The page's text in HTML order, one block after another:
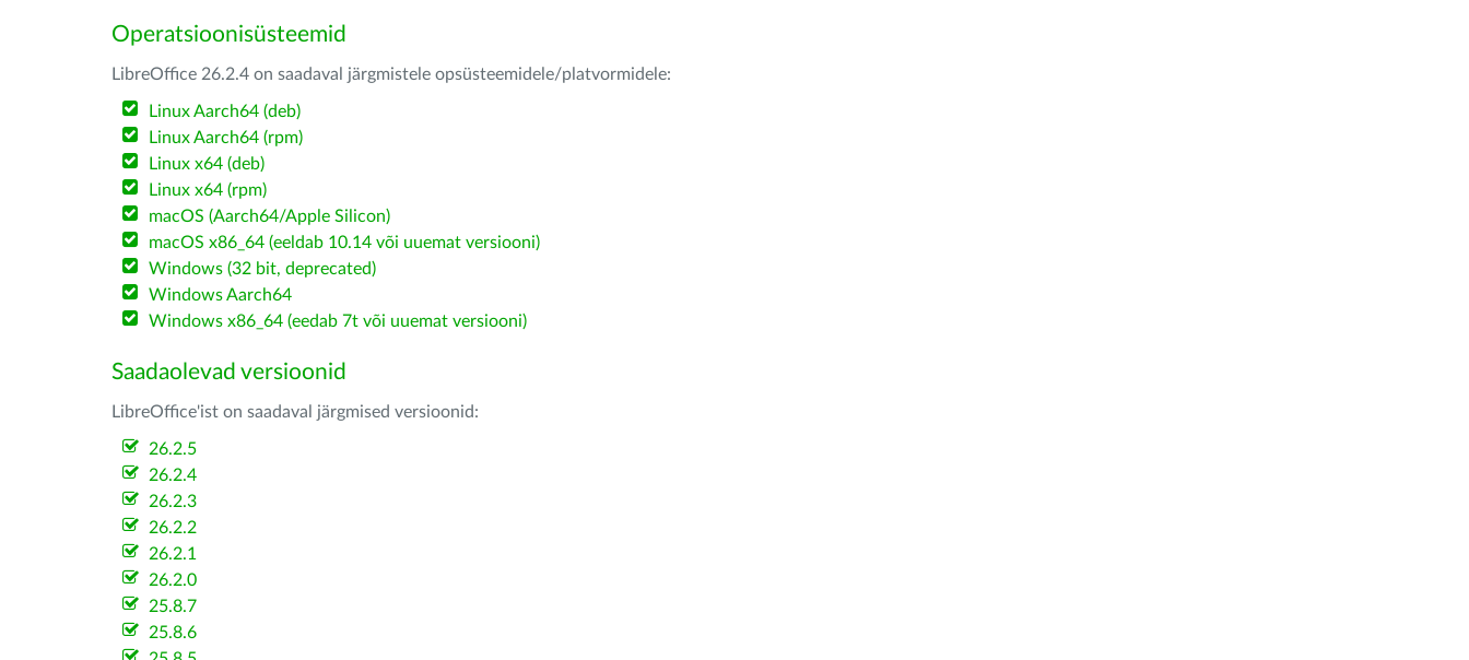
Operatsioonisüsteemid
LibreOffice 26.2.4 on saadaval järgmistele opsüsteemidele/platvormidele:
Linux Aarch64 (deb)
Linux Aarch64 (rpm)
Linux x64 (deb)
Linux x64 (rpm)
macOS (Aarch64/Apple Silicon)
macOS x86_64 (eeldab 10.14 või uuemat versiooni)
Windows (32 bit, deprecated)
Windows Aarch64
Windows x86_64 (eedab 7t või uuemat versiooni)
Saadaolevad versioonid
LibreOffice'ist on saadaval järgmised versioonid:
26.2.5
26.2.4
26.2.3
26.2.2
26.2.1
26.2.0
25.8.7
25.8.6